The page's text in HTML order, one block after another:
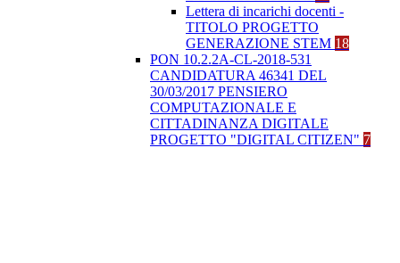
Lettera di incarichi docenti -
TITOLO PROGETTO
GENERAZIONE STEM 18
PON 10.2.2A-CL-2018-531
CANDIDATURA 46341 DEL
30/03/2017 PENSIERO
COMPUTAZIONALE E
CITTADINANZA DIGITALE
PROGETTO "DIGITAL CITIZEN" 7